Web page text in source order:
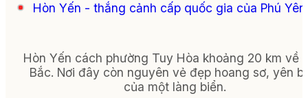
Hòn Yến - thắng cảnh cấp quốc gia của Phú Yên
Hòn Yến cách phường Tuy Hòa khoảng 20 km về
Bắc. Nơi đây còn nguyên vẻ đẹp hoang sơ, yên
của một làng biển.